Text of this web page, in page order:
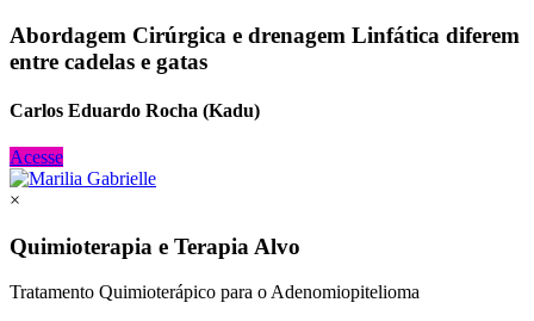
Abordagem Cirúrgica e drenagem Linfática diferem
entre cadelas e gatas
Carlos Eduardo Rocha (Kadu)
Acesse
×
Quimioterapia e Terapia Alvo
Tratamento Quimioterápico para o Adenomiopitelioma